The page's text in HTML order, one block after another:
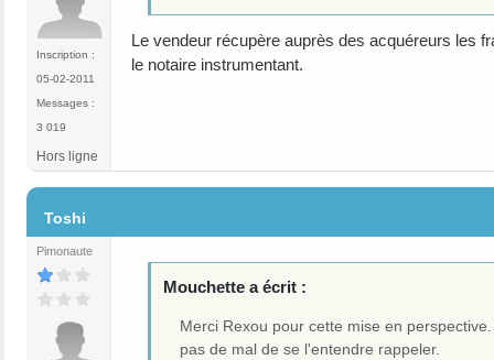
Inscription :
05-02-2011
Messages :
3 019
Le vendeur récupère auprès des acquéreurs les
le notaire instrumentant.
Hors ligne
Toshi
Pimonaute
Mouchette a écrit :
Merci Rexou pour cette mise en
pas de mal de se l'entendre rappeler.